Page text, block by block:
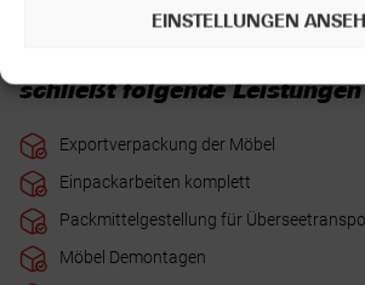
EINSTELLUNGEN
schließt folgende
Exportverpackung der Möbel
Einpackarbeiten komplett
Packmittelgestellung für
Möbel Demontagen